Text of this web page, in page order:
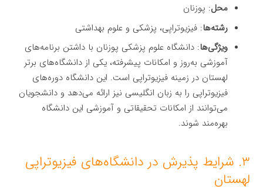
محل: پوزنان
رشته‌ها: فیزیوتراپی، پزشکی و علوم بهداشتی
ویژگی‌ها: دانشگاه علوم پزشکی پوزنان با داشتن برنامه‌های
آموزشی به‌روز و امکانات پیشرفته، یکی از دانشگاه‌های برتر
لهستان در زمینه فیزیوتراپی است. این دانشگاه دوره‌های
فیزیوتراپی را به زبان انگلیسی نیز ارائه می‌دهد و دانشجویان
می‌توانند از امکانات تحقیقاتی و آموزشی این دانشگاه
بهره‌مند شوند.
۳. شرایط پذیرش در دانشگاه‌های فیزیوتراپی
لهستان